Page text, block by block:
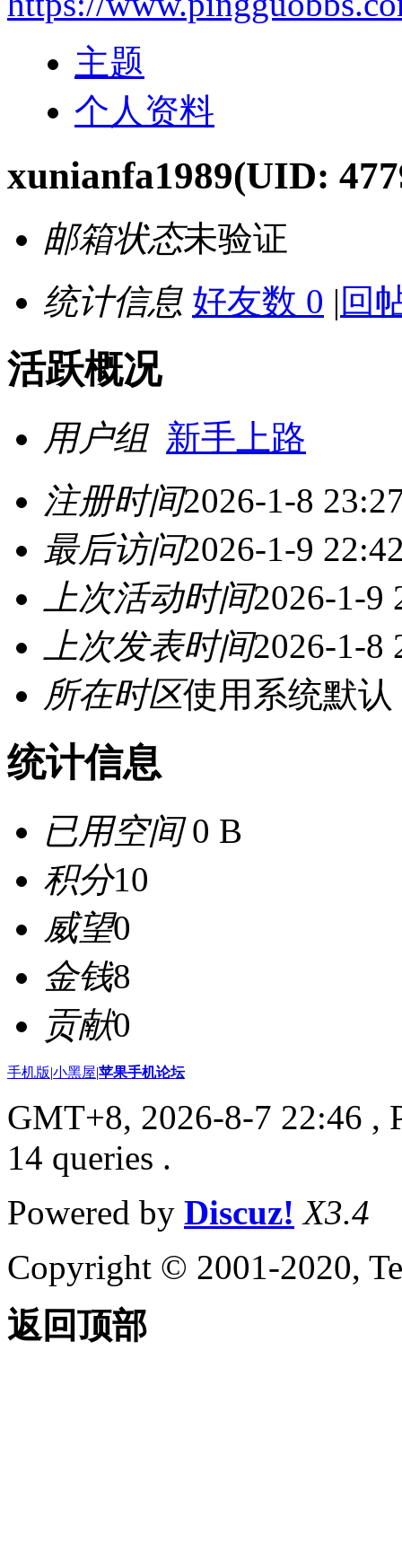
主题
个人资料
xunianfa1989(UID:
邮箱状态未验证
统计信息 好友数 0 | 回
活跃概况
用户组 新手上路
注册时间2026-1-8
最后访问2026-1-9
上次活动时间2026-1-9
上次发表时间2026-1-8
所在时区使用系统默认
统计信息
已用空间0 B
积分10
威望0
金钱8
贡献0
手机版|小黑屋|苹果手机论坛
GMT+8, 2026-8-7 22:46 ,
14 queries .
Powered by Discuz! X3.4
Copyright © 2001-2020,
返回顶部